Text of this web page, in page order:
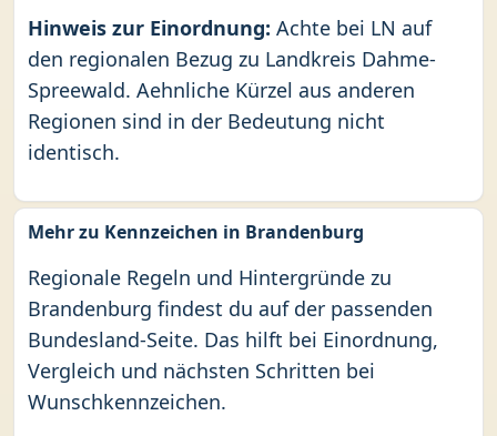
Hinweis zur Einordnung: Achte bei LN auf
den regionalen Bezug zu Landkreis Dahme-
Spreewald. Aehnliche Kürzel aus anderen
Regionen sind in der Bedeutung nicht
identisch.
Mehr zu Kennzeichen in Brandenburg
Regionale Regeln und Hintergründe zu
Brandenburg findest du auf der passenden
Bundesland-Seite. Das hilft bei Einordnung,
Vergleich und nächsten Schritten bei
Wunschkennzeichen.